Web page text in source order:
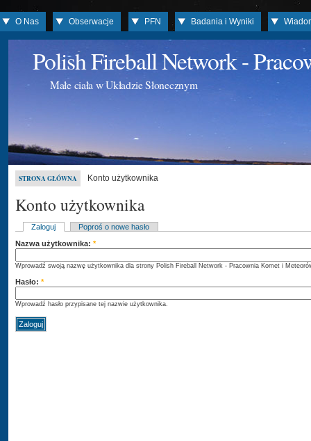
O Nas Obserwacje PFN Badania i Wyniki
Polish Fireball Network -
Małe ciała w Układzie Słonecznym
STRONA GŁÓWNA Konto użytkownika
Konto użytkownika
Zaloguj
Poproś o nowe hasło
Nazwa użytkownika: *
Wprowadź swoją nazwę użytkownika dla strony Polish Fireball Network - Pracownia Komet i
Hasło: *
Wprowadź hasło przypisane tej nazwie użytkownika.